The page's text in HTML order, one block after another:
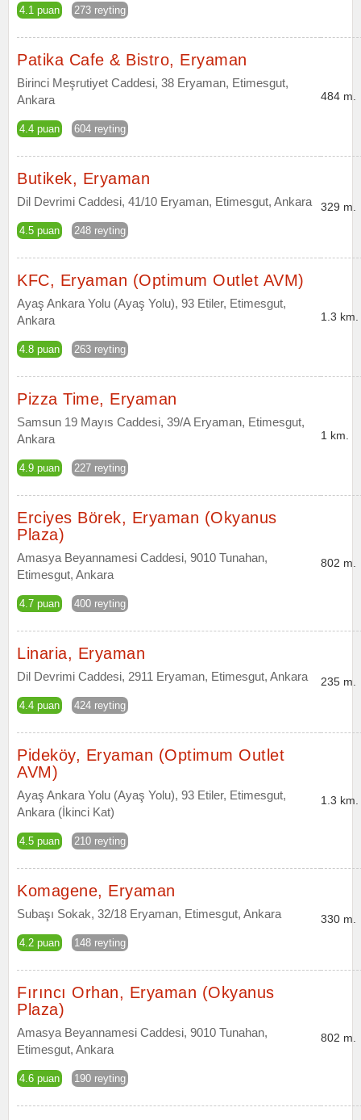
4.1 puan 273 reyting
Patika Cafe & Bistro, Eryaman
Birinci Meşrutiyet Caddesi, 38 Eryaman, Etimesgut,
Ankara
4.4 puan 604 reyting
484 m.
Butikek, Eryaman
Dil Devrimi Caddesi, 41/10 Eryaman, Etimesgut, Ankara
4.5 puan 248 reyting
329 m.
KFC, Eryaman (Optimum Outlet AVM)
Ayaş Ankara Yolu (Ayaş Yolu), 93 Etiler, Etimesgut,
Ankara
4.8 puan 263 reyting
1.3 km.
Pizza Time, Eryaman
Samsun 19 Mayıs Caddesi, 39/A Eryaman, Etimesgut,
Ankara
4.9 puan 227 reyting
1 km.
Erciyes Börek, Eryaman (Okyanus
Plaza)
Amasya Beyannamesi Caddesi, 9010 Tunahan,
Etimesgut, Ankara
4.7 puan 400 reyting
802 m.
Linaria, Eryaman
Dil Devrimi Caddesi, 2911 Eryaman, Etimesgut, Ankara
4.4 puan 424 reyting
235 m.
Pideköy, Eryaman (Optimum Outlet
AVM)
Ayaş Ankara Yolu (Ayaş Yolu), 93 Etiler, Etimesgut,
Ankara (İkinci Kat)
4.5 puan 210 reyting
1.3 km.
Komagene, Eryaman
Subaşı Sokak, 32/18 Eryaman, Etimesgut, Ankara
4.2 puan 148 reyting
330 m.
Fırıncı Orhan, Eryaman (Okyanus
Plaza)
Amasya Beyannamesi Caddesi, 9010 Tunahan,
Etimesgut, Ankara
4.6 puan 190 reyting
802 m.